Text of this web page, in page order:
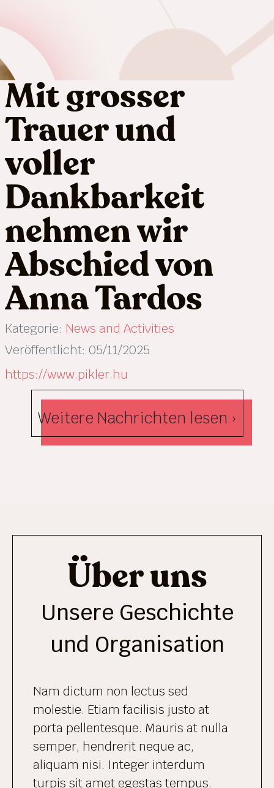
Mit grosser
Trauer und
voller
Dankbarkeit
nehmen wir
Abschied von
Anna Tardos
Kategorie: News and Activities
Veröffentlicht: 05/11/2025
https://www.pikler.hu
Weitere Nachrichten lesen ›
Über uns
Unsere Geschichte
und Organisation
Nam dictum non lectus sed
molestie. Etiam facilisis justo at
porta pellentesque. Mauris at nulla
semper, hendrerit neque ac,
aliquam nisi. Integer interdum
turpis sit amet egestas tempus.